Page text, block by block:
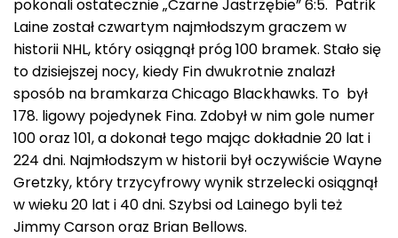
pokonali ostatecznie „Czarne Jastrzębie” 6:5. Patrik
Laine został czwartym najmłodszym graczem w
historii NHL, który osiągnął próg 100 bramek. Stało się
to dzisiejszej nocy, kiedy Fin dwukrotnie znalazł
sposób na bramkarza Chicago Blackhawks. To był
178. ligowy pojedynek Fina. Zdobył w nim gole numer
100 oraz 101, a dokonał tego mając dokładnie 20 lat i
224 dni. Najmłodszym w historii był oczywiście Wayne
Gretzky, który trzycyfrowy wynik strzelecki osiągnął
w wieku 20 lat i 40 dni. Szybsi od Lainego byli też
Jimmy Carson oraz Brian Bellows.